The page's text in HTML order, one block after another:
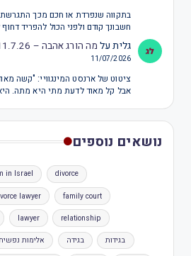
בתקווה שנפרדת או חכם מכך
חשבונך קודם ולפני הכול להפריד
גליתעל מה הורג אהבה – 11.7.26
11/07/2026
ציטוט של ארנסט המינגוויי: "קשה
אבל קל מאוד לדעת מתי היא מתה.
נושאים נוספים
in Israel divorce
lawyer family court
lawyer relationship
אלימות בגידה בגידות